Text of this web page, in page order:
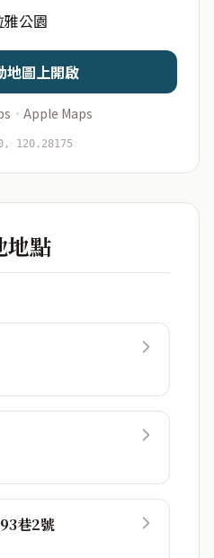
出生時辰
時分析，不會儲存於伺服器
公園
地圖上開啟
· Apple Maps
120.28175
地點
巷2號